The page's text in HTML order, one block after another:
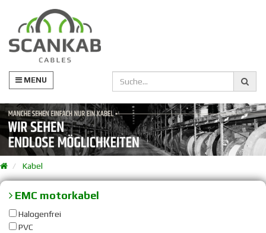
MENU
Kabel
EMC motorkabel
Halogenfrei
PVC